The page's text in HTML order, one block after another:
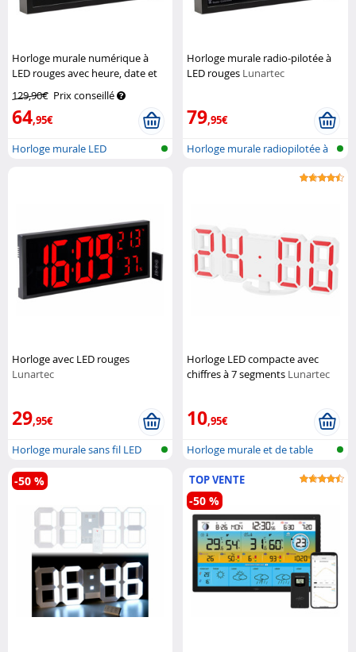
Horloge murale numérique à
LED rouges avec heure, date et
Lunartec
129,90€ Prix conseillé
64,95€
Horloge murale LED
Horloge murale radio-pilotée à
LED rouges Lunartec
79,95€
Horloge murale radiopilotée à
Horloge avec LED rouges
Lunartec
29,95€
Horloge murale sans fil LED
XXL ave...
Horloge LED compacte avec
chiffres à 7 segments Lunartec
10,95€
Horloge murale et de table
-50 % TOP VENTE
-50 %